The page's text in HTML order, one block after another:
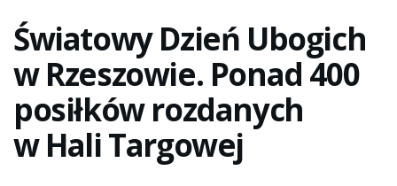
Światowy Dzień Ubogich
w Rzeszowie. Ponad 400
posiłków rozdanych
w Hali Targowej